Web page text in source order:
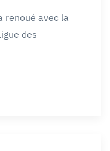
renoué avec la
des